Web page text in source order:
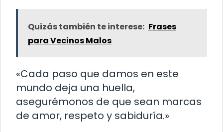
Quizás también te interese: Frases
para Vecinos Malos
«Cada paso que damos en este
mundo deja una huella,
asegurémonos de que sean marcas
de amor, respeto y sabiduría.»